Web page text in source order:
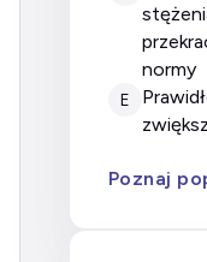
normy
E
prawidłowe stężenie TSH,
Poznaj